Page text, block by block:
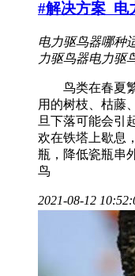
#解决方案 电
电力驱鸟器哪种
力驱鸟器电力驱
鸟类在春夏繁
用的树枝、枯藤
旦下落可能会引
欢在铁塔上歇息
瓶，降低瓷瓶串
鸟
2021-08-12